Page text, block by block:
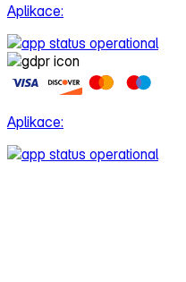
Aplikace:
Aplikace: